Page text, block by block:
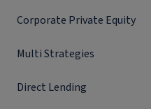
Corporate Private Equity
Multi Strategies
Direct Lending